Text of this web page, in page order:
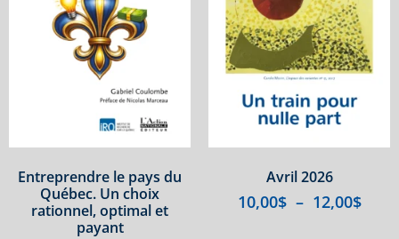
Entreprendre le pays du
Québec. Un choix
rationnel, optimal et
payant
Avril 2026
10,00$ – 12,00$